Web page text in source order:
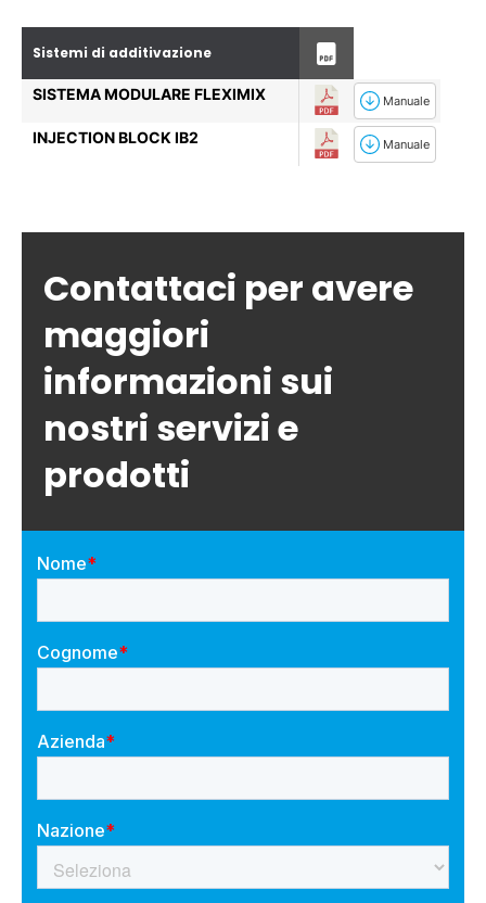
Sistemi di additivazione
SISTEMA MODULARE FLEXIMIX Manuale
INJECTION BLOCK IB2 Manuale
Contattaci per avere
maggiori
informazioni sui
nostri servizi e
prodotti